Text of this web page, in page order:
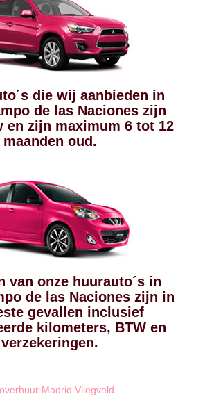
die wij aanbieden in
de las Naciones zijn
en zijn maximum 6 tot 12
maanden oud.
van onze huurauto´s in
de las Naciones zijn in
gevallen inclusief
kilometers, BTW en
verzekeringen.
Madrid Vliegveld